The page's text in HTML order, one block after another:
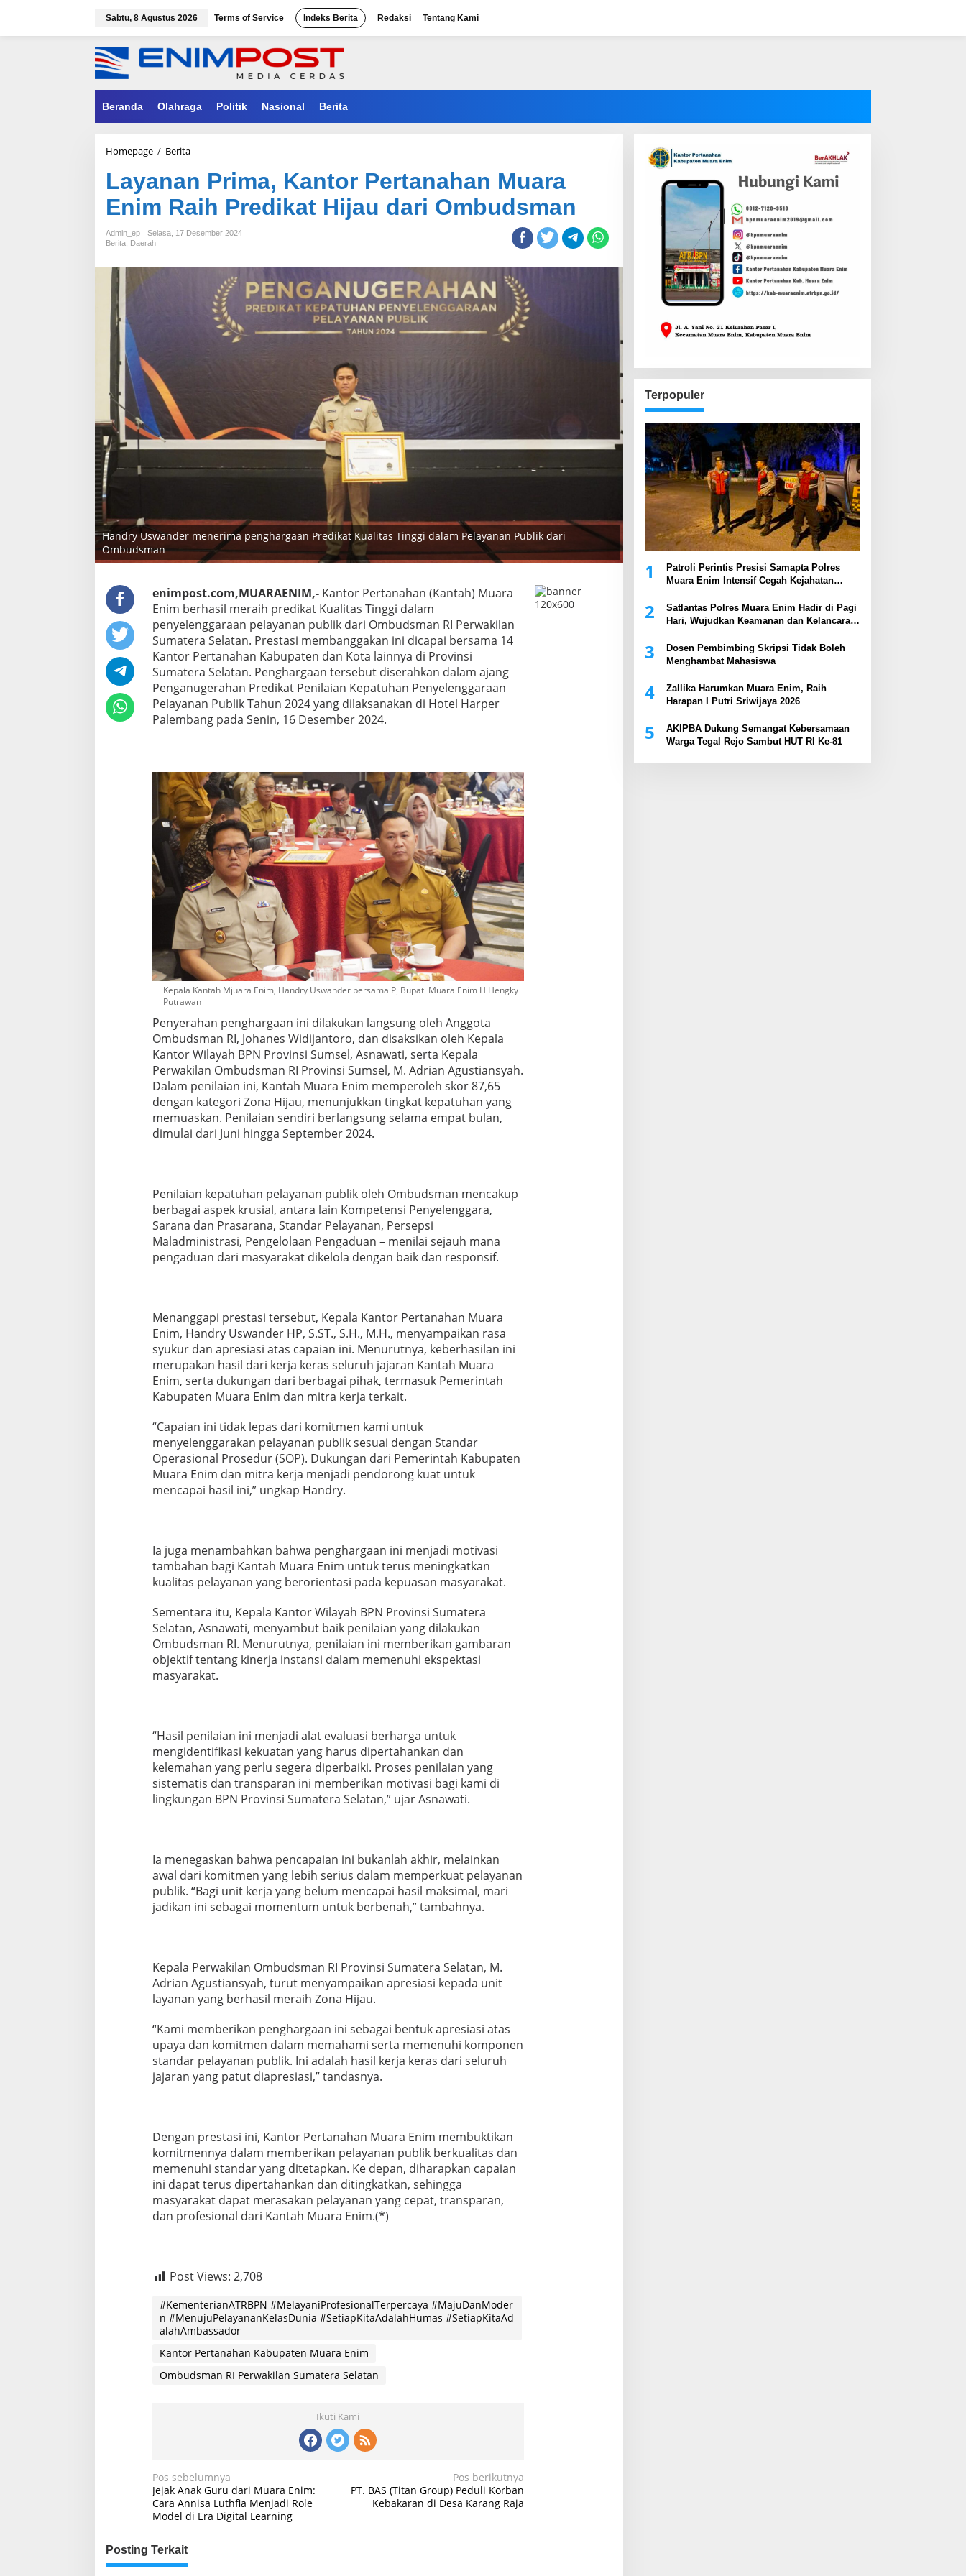
Sabtu, 8 Agustus 2026 Terms of Service Indeks Berita Redaksi Tentang Kami
Beranda Olahraga Politik Nasional Berita
Homepage / BeritaLayanan
Kantor
Pertanahan
Muara
Enim
Raih
dari
Ombudsman
Layanan Prima, Kantor Pertanahan Muara
Enim Raih Predikat Hijau dari Ombudsman
Admin_ep
Selasa, 17 Desember 2024
Berita Daerah
Handry Uswander menerima penghargaan Predikat Kualitas Tinggi dalam Pelayanan Publik dari
Ombudsman
enimpost.com,MUARAENIM,-Kantor Pertanahan (Kantah) Muara
Enim berhasil meraih predikat Kualitas Tinggi dalam
penyelenggaraan pelayanan publik dari Ombudsman RI Perwakilan
Sumatera Selatan. Prestasi membanggakan ini dicapai bersama 14
Kantor Pertanahan Kabupaten dan Kota lainnya di Provinsi
Sumatera Selatan. Penghargaan tersebut diserahkan dalam ajang
Penganugerahan Predikat Penilaian Kepatuhan Penyelenggaraan
Pelayanan Publik Tahun 2024 yang dilaksanakan di Hotel Harper
Palembang pada Senin, 16 Desember 2024.
Kepala Kantah Mjuara Enim, Handry Uswander bersama Pj Bupati Muara Enim H Hengky
Putrawan
Penyerahan penghargaan ini dilakukan langsung oleh Anggota
Ombudsman RI, Johanes Widijantoro, dan disaksikan oleh Kepala
Kantor Wilayah BPN Provinsi Sumsel, Asnawati, serta Kepala
Perwakilan Ombudsman RI Provinsi Sumsel, M. Adrian Agustiansyah.
Dalam penilaian ini, Kantah Muara Enim memperoleh skor 87,65
dengan kategori Zona Hijau, menunjukkan tingkat kepatuhan yang
memuaskan. Penilaian sendiri berlangsung selama empat bulan,
dimulai dari Juni hingga September 2024.
Penilaian kepatuhan pelayanan publik oleh Ombudsman mencakup
berbagai aspek krusial, antara lain Kompetensi Penyelenggara,
Sarana dan Prasarana, Standar Pelayanan, Persepsi
Maladministrasi, Pengelolaan Pengaduan – menilai sejauh mana
pengaduan dari masyarakat dikelola dengan baik dan responsif.
Menanggapi prestasi tersebut, Kepala Kantor Pertanahan Muara
Enim, Handry Uswander HP, S.ST., S.H., M.H., menyampaikan rasa
syukur dan apresiasi atas capaian ini. Menurutnya, keberhasilan ini
merupakan hasil dari kerja keras seluruh jajaran Kantah Muara
Enim, serta dukungan dari berbagai pihak, termasuk Pemerintah
Kabupaten Muara Enim dan mitra kerja terkait.
“Capaian ini tidak lepas dari komitmen kami untuk
menyelenggarakan pelayanan publik sesuai dengan Standar
Operasional Prosedur (SOP). Dukungan dari Pemerintah Kabupaten
Muara Enim dan mitra kerja menjadi pendorong kuat untuk
mencapai hasil ini,” ungkap Handry.
Ia juga menambahkan bahwa penghargaan ini menjadi motivasi
tambahan bagi Kantah Muara Enim untuk terus meningkatkan
kualitas pelayanan yang berorientasi pada kepuasan masyarakat.
Sementara itu, Kepala Kantor Wilayah BPN Provinsi Sumatera
Selatan, Asnawati, menyambut baik penilaian yang dilakukan
Ombudsman RI. Menurutnya, penilaian ini memberikan gambaran
objektif tentang kinerja instansi dalam memenuhi ekspektasi
masyarakat.
“Hasil penilaian ini menjadi alat evaluasi berharga untuk
mengidentifikasi kekuatan yang harus dipertahankan dan
kelemahan yang perlu segera diperbaiki. Proses penilaian yang
sistematis dan transparan ini memberikan motivasi bagi kami di
lingkungan BPN Provinsi Sumatera Selatan,” ujar Asnawati.
Ia menegaskan bahwa pencapaian ini bukanlah akhir, melainkan
awal dari komitmen yang lebih serius dalam memperkuat pelayanan
publik. “Bagi unit kerja yang belum mencapai hasil maksimal, mari
jadikan ini sebagai momentum untuk berbenah,” tambahnya.
Kepala Perwakilan Ombudsman RI Provinsi Sumatera Selatan, M.
Adrian Agustiansyah, turut menyampaikan apresiasi kepada unit
layanan yang berhasil meraih Zona Hijau.
“Kami memberikan penghargaan ini sebagai bentuk apresiasi atas
upaya dan komitmen dalam memahami serta memenuhi komponen
standar pelayanan publik. Ini adalah hasil kerja keras dari seluruh
jajaran yang patut diapresiasi,” tandasnya.
Dengan prestasi ini, Kantor Pertanahan Muara Enim membuktikan
komitmennya dalam memberikan pelayanan publik berkualitas dan
memenuhi standar yang ditetapkan. Ke depan, diharapkan capaian
ini dapat terus dipertahankan dan ditingkatkan, sehingga
masyarakat dapat merasakan pelayanan yang cepat, transparan,
dan profesional dari Kantah Muara Enim.(*)
Post Views: 2,708
#KementerianATRBPN #MelayaniProfesionalTerpercaya #MajuDanModer
n #MenujuPelayananKelasDunia #SetiapKitaAdalahHumas #SetiapKitaAd
alahAmbassador
Kantor Pertanahan Kabupaten Muara Enim
Ombudsman RI Perwakilan Sumatera Selatan
Ikuti Kami
Navigasi
pos
Pos sebelumnya
Jejak Anak Guru dari Muara Enim:
Cara Annisa Luthfia Menjadi Role
Model di Era Digital Learning
Pos berikutnya
PT. BAS (Titan Group) Peduli Korban
Kebakaran di Desa Karang Raja
Posting Terkait
Terpopuler
1
Patroli Perintis Presisi Samapta Polres
Muara Enim Intensif Cegah Kejahatan
2
Satlantas Polres Muara Enim Hadir di Pagi
Hari, Wujudkan Keamanan dan Kelancaran
3
Dosen Pembimbing Skripsi Tidak Boleh
Menghambat Mahasiswa
4
Zallika Harumkan Muara Enim, Raih
Harapan I Putri Sriwijaya 2026
5
AKIPBA Dukung Semangat Kebersamaan
Warga Tegal Rejo Sambut HUT RI Ke-81